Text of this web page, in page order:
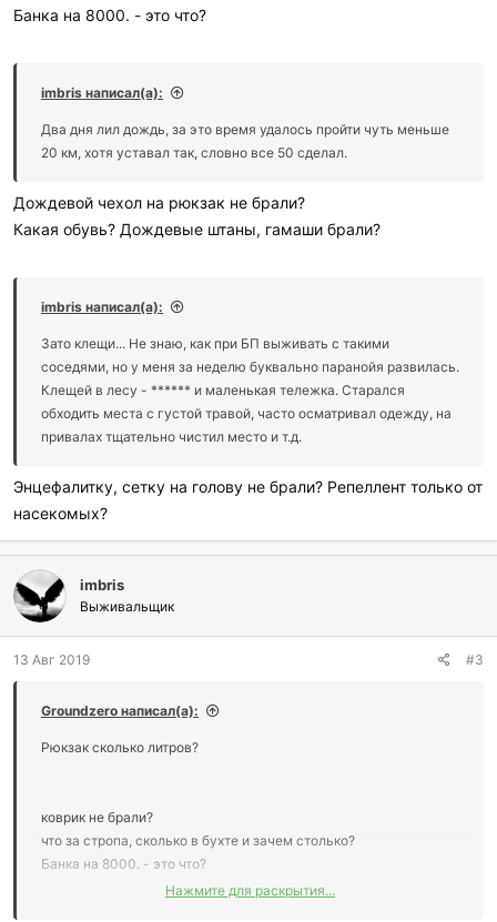
Банка на 8000. - это что?
imbris написал(а):
Два дня лил дождь, за это время удалось пройти чуть меньше
20 км, хотя уставал так, словно все 50 сделал.
Дождевой чехол на рюкзак не брали?
Какая обувь? Дождевые штаны, гамаши брали?
imbris написал(а):
Зато клещи... Не знаю, как при БП выживать с такими
соседями, но у меня за неделю буквально паранойя развилась.
Клещей в лесу - ****** и маленькая тележка. Старался
обходить места с густой травой, часто осматривал одежду, на
привалах тщательно чистил место и т.д.
Энцефалитку, сетку на голову не брали? Репеллент только от
насекомых?
imbris
Выживальщик
13 Авг 2019 #3
Groundzero написал(а):
Рюкзак сколько литров?
коврик не брали?
что за стропа, сколько в бухте и зачем столько?
Банка на 8000. - это что?
Нажмите для раскрытия...